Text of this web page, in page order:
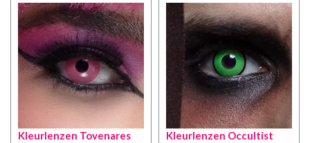
Kleurlenzen Tovenares
Kleurlenzen Occultist